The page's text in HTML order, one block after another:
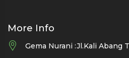
More Info
Gema Nurani :Jl.Kali Abang